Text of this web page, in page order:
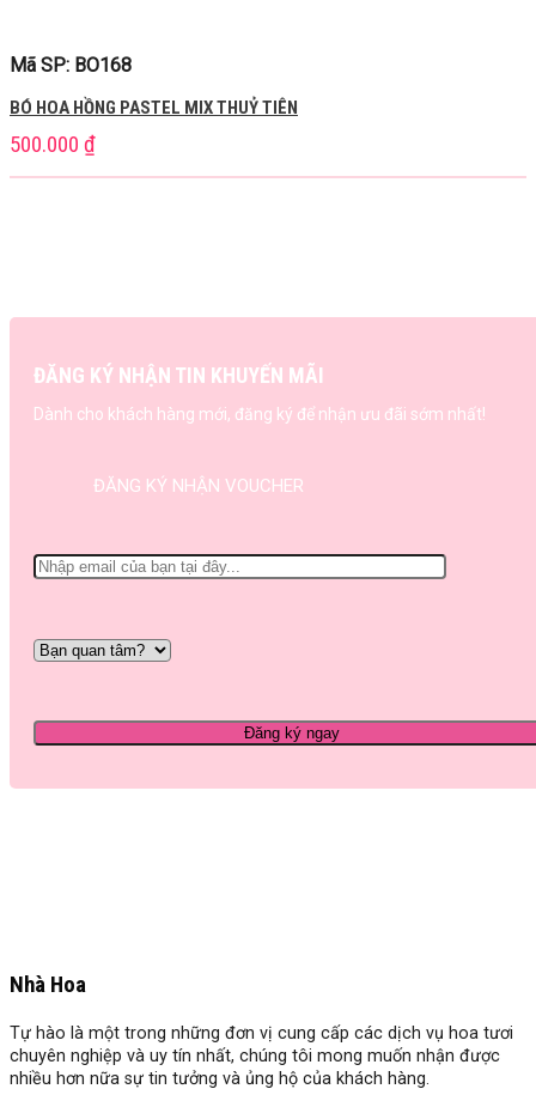
Mã SP: BO168
BÓ HOA HỒNG PASTEL MIX THUỶ TIÊN
500.000 ₫
ĐĂNG KÝ NHẬN TIN KHUYẾN MÃI
Dành cho khách hàng mới, đăng ký để nhận ưu đãi sớm nhất!
ĐĂNG KÝ NHẬN VOUCHER
Nhà Hoa
Tự hào là một trong những đơn vị cung cấp các dịch vụ hoa tươi
chuyên nghiệp và uy tín nhất, chúng tôi mong muốn nhận được
nhiều hơn nữa sự tin tưởng và ủng hộ của khách hàng.